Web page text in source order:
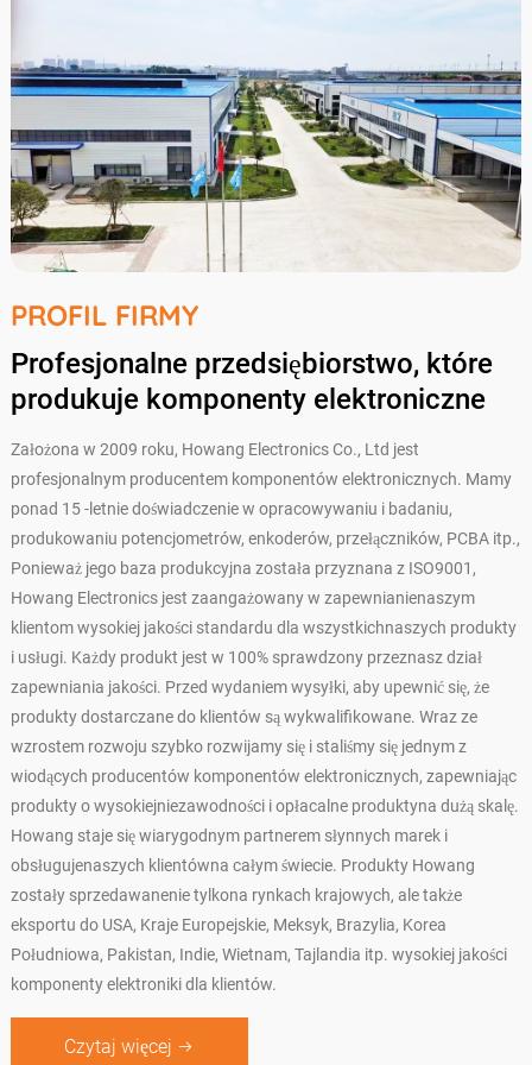
PROFIL FIRMY
Profesjonalne przedsiębiorstwo, które
produkuje komponenty elektroniczne
Założona w 2009 roku, Howang Electronics Co., Ltd jest
profesjonalnym producentem komponentów elektronicznych. Mamy
ponad 15 -letnie doświadczenie w opracowywaniu i badaniu,
produkowaniu potencjometrów, enkoderów, przełączników, PCBA itp.,
Ponieważ jego baza produkcyjna została przyznana z ISO9001,
Howang Electronics jest zaangażowany w zapewnianienaszym
klientom wysokiej jakości standardu dla wszystkichnaszych produkty
i usługi. Każdy produkt jest w 100% sprawdzony przeznasz dział
zapewniania jakości. Przed wydaniem wysyłki, aby upewnić się, że
produkty dostarczane do klientów są wykwalifikowane. Wraz ze
wzrostem rozwoju szybko rozwijamy się i staliśmy się jednym z
wiodących producentów komponentów elektronicznych, zapewniając
produkty o wysokiejniezawodności i opłacalne produktyna dużą skalę.
Howang staje się wiarygodnym partnerem słynnych marek i
obsługujenaszych klientówna całym świecie. Produkty Howang
zostały sprzedawanenie tylkona rynkach krajowych, ale także
eksportu do USA, Kraje Europejskie, Meksyk, Brazylia, Korea
Południowa, Pakistan, Indie, Wietnam, Tajlandia itp. wysokiej jakości
komponenty elektroniki dla klientów.
Czytaj więcej